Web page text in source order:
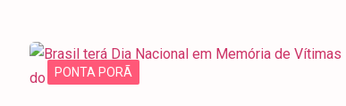
PONTA PORÃ